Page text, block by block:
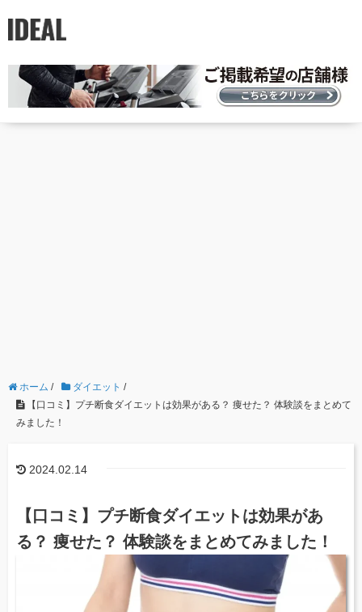
ホーム / ダイエット /
【口コミ】プチ断食ダイエットは効果がある？ 痩せた？ 体験談をまとめて
みました！
2024.02.14
【口コミ】プチ断食ダイエットは効果があ
る？ 痩せた？ 体験談をまとめてみました！